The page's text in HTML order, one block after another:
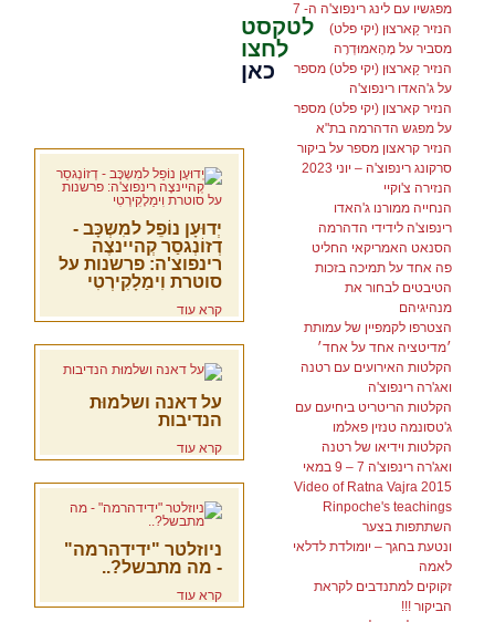
מפגשיו עם לינג רינפוצ'ה ה- 7
הנזיר קַארצוּן (יקי פלט)
מסביר על מָהָאמוּדְרָה
הנזיר קַארצוּן (יקי פלט) מספר
על ג'האדו רינפוצ'ה
הנזיר קארצון (יקי פלט) מספר
על מפגש הדהרמה בת"א
הנזיר קראצון מספר על ביקור
סרקונג רינפוצ'ה – יוני 2023
הנזירה צ'וקיי
הנחייה ממורנו ג'האדו
רינפוצ'ה לידידי הדהרמה
הסנאט האמריקאי החליט
פה אחד על תמיכה בזכות
הטיבטים לבחור את
מנהיגיהם
הצטרפו לקמפיין של עמותת
׳מדיטציה אחד על אחד׳
הקלטות האירועים עם רטנה
ואג'רה רינפוצ'ה
הקלטות הריטריט ביחיעם עם
ג'טסונמה טנזין פאלמו
הקלטות וידיאו של רטנה
ואג'רה רינפוצ'ה 7 – 9 במאי
2015 Video of Ratna Vajra
Rinpoche's teachings
השתתפות בצער
ונטעת בחגך – יומולדת לדלאי
לאמה
זקוקים למתנדבים לקראת
הביקור !!!
לטקסט
לחצו
כאן
יְדוּעָן נוֹפֵל למִשְכָּב -
דְזוֹנְגסַר קְהיינצֶה
רינפוצ'ה: פרשנות על
סוטרת וִימַלָקִירְטִי
קרא עוד
על דאנה ושלמוּת
הנדיבות
קרא עוד
ניוזלטר "ידידהרמה"
- מה מתבשל?..
קרא עוד